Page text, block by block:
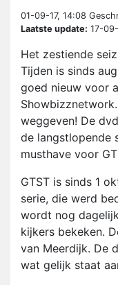
01-09-17, 14:08
Laatste update: 17-
Het zestiende
Tijden is sinds
goed nieuw voor
weggeven! De
de langstlopende
musthave voor
GTST is sinds 1
serie, die werd
wordt nog
kijkers bekeken.
van Meerdijk. De
wat gelijk staat